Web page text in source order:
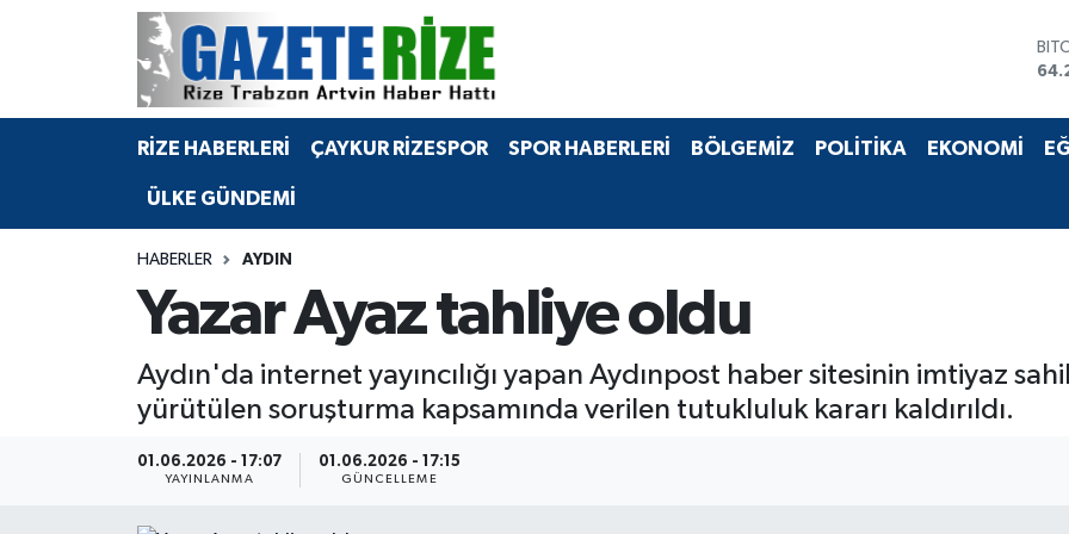
RİZE HABERLERİ ÇAYKUR RİZESPOR SPOR HABERLERİ BÖLGEMİZ POLİTİKA EKONOMİ
ÜLKE GÜNDEMİ
HABERLER AYDIN
Yazar Ayaz tahliye oldu
Aydın'da internet yayıncılığı yapan Aydınpost haber sitesinin imtiyaz
yürütülen soruşturma kapsamında verilen tutukluluk kararı kaldırıldı.
01.06.2026 - 17:07
YAYINLANMA
01.06.2026 - 17:15
GÜNCELLEME
BÖLGEMİZ
Bilim Teknoloji
Advertising news
Merkez Nöbetçi Eczaneler
Merkez Hava Durumu
Merkez Trafik Yoğunluk Haritası
Tüm Manşetler
Son Dakika Haberleri
Haber Arşivi